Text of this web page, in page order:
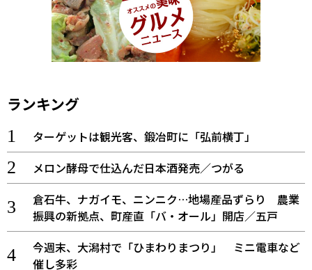
ランキング
ターゲットは観光客、鍛冶町に「弘前横丁」
メロン酵母で仕込んだ日本酒発売／つがる
倉石牛、ナガイモ、ニンニク…地場産品ずらり 農業
振興の新拠点、町産直「バ・オール」開店／五戸
今週末、大潟村で「ひまわりまつり」 ミニ電車など
催し多彩